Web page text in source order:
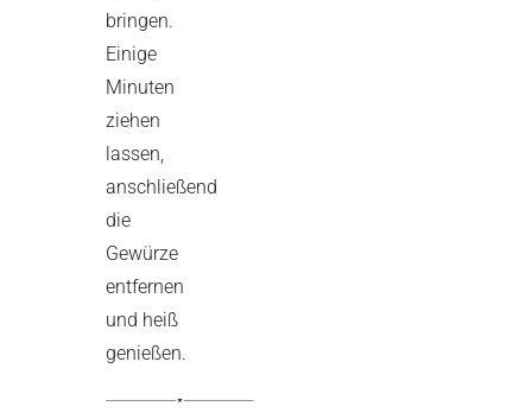
bringen.
Einige
Minuten
ziehen
lassen,
anschließend
die
Gewürze
entfernen
und heiß
genießen.